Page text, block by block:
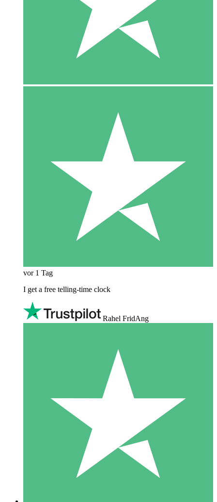
vor 1 Tag
I get a free telling-time clock
Rahel FridAng